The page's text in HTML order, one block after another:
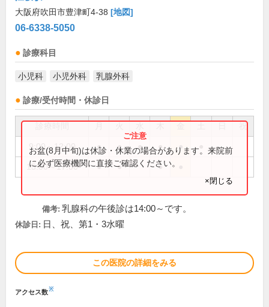
大阪府吹田市豊津町4-38 [地図]
06-6338-5050
診療科目
小児科 小児外科 乳腺外科
診療/受付時間・休診日
祝
9:00～12:00 ● ● ● ● ●
15:00～17:00 ● ● ●
お盆(8月中旬)は休診・休業の場合があります。来院前
に必ず医療機関に直接ご確認ください。
×閉じる
備考: 乳腺科の午後診は14:00～です。
休診日: 日、祝、第1・3水曜
この医院の詳細をみる
アクセス数※